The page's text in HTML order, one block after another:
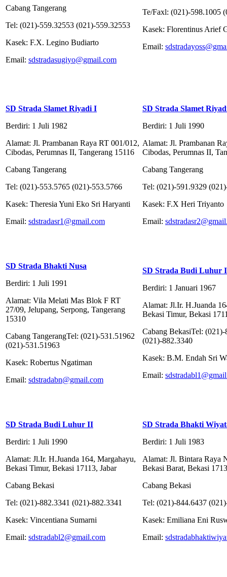
Cabang Tangerang
Tel: (021)-559.32553 (021)-559.32553
Kasek: F.X. Legino Budiarto
Email: sdstradasugiyo@gmail.com
Te/Faxl: (021)-598.1005
Kasek: Florentinus Arief
Email:
SD Strada Slamet Riyadi I
Berdiri: 1 Juli 1982
Alamat: Jl. Prambanan Raya RT 001/012,
Cibodas, Perumnas II, Tangerang 15116
Cabang Tangerang
Tel: (021)-553.5765 (021)-553.5766
Kasek: Theresia Yuni Eko Sri Haryanti
Email: sdstradasr1@gmail.com
SD Strada Slamet
Berdiri: 1 Juli 1990
Alamat: Jl. Prambanan
Cibodas, Perumnas II,
Cabang Tangerang
Tel: (021)-591.9329
Kasek: F.X Heri Triyanto
Email:
SD Strada Bhakti Nusa
Berdiri: 1 Juli 1991
Alamat: Vila Melati Mas Blok F RT
27/09, Jelupang, Serpong, Tangerang
15310
Cabang TangerangTel: (021)-531.51962
(021)-531.51963
Kasek: Robertus Ngatiman
Email: sdstradabn@gmail.com
SD Strada Budi Luhur I
Berdiri: 1 Januari 1967
Alamat: Jl.Ir. H.Juanda
Bekasi Timur, Bekasi
Cabang BekasiTel:
(021)-882.3340
Kasek: B.M. Endah Sri
Email:
SD Strada Budi Luhur II
Berdiri: 1 Juli 1990
Alamat: Jl.Ir. H.Juanda 164, Margahayu,
Bekasi Timur, Bekasi 17113, Jabar
Cabang Bekasi
Tel: (021)-882.3341 (021)-882.3341
Kasek: Vincentiana Sumarni
Email: sdstradabl2@gmail.com
SD Strada Bhakti
Berdiri: 1 Juli 1983
Alamat: Jl. Bintara Raya
Bekasi Barat, Bekasi
Cabang Bekasi
Tel: (021)-844.6437
Kasek: Emiliana Eni
Email: